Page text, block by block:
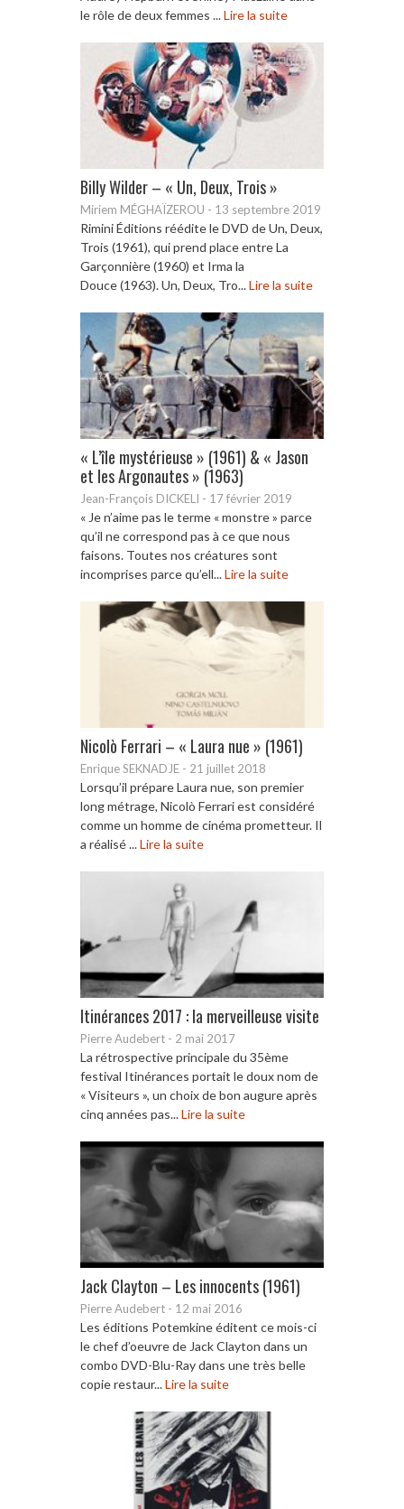
le rôle de deux femmes ...Lire la suite
Billy Wilder – « Un, Deux, Trois »
Miriem MÉGHAÏZEROU - 13 septembre 2019
Rimini Éditions réédite le DVD de Un, Deux,
Trois (1961), qui prend place entre La
Garçonnière (1960) et Irma la
Douce (1963). Un, Deux, Tro...Lire la suite
« L’île mystérieuse » (1961) & « Jason
et les Argonautes » (1963)
Jean-François DICKELI - 17 février 2019
« Je n’aime pas le terme « monstre » parce
qu’il ne correspond pas à ce que nous
faisons. Toutes nos créatures sont
incomprises parce qu’ell...Lire la suite
Nicolò Ferrari – « Laura nue » (1961)
Enrique SEKNADJE - 21 juillet 2018
Lorsqu’il prépare Laura nue, son premier
long métrage, Nicolò Ferrari est considéré
comme un homme de cinéma prometteur. Il
a réalisé ...Lire la suite
Itinérances 2017 : la merveilleuse visite
Pierre Audebert - 2 mai 2017
La rétrospective principale du 35ème
festival Itinérances portait le doux nom de
« Visiteurs », un choix de bon augure après
cinq années pas...Lire la suite
Jack Clayton – Les innocents (1961)
Pierre Audebert - 12 mai 2016
Les éditions Potemkine éditent ce mois-ci
le chef d’oeuvre de Jack Clayton dans un
combo DVD-Blu-Ray dans une très belle
copie restaur...Lire la suite